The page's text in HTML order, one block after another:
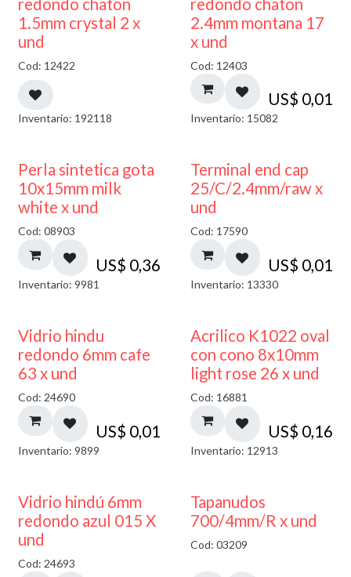
1.5mm crystal 2 x
und
Cod: 12422
Inventario: 192118
2.4mm montana 17
x und
Cod: 12403
US$ 0,01
Inventario: 15082
Perla sintetica gota
10x15mm milk
white x und
Cod: 08903
US$ 0,36
Inventario: 9981
Terminal end cap
25/C/2.4mm/raw x
und
Cod: 17590
US$ 0,01
Inventario: 13330
40% DESCUENTO
Vidrio hindu
redondo 6mm cafe
63 x und
Cod: 24690
US$ 0,01
Inventario: 9899
Acrilico K1022 oval
con cono 8x10mm
light rose 26 x und
Cod: 16881
US$ 0,16
Inventario: 12913
40% DESCUENTO
Vidrio hindú 6mm
redondo azul 015 X
und
Cod: 24693
Tapanudos
700/4mm/R x und
Cod: 03209